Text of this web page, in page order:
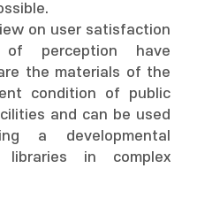
on user satisfaction
perception have
the materials of the
condition of public
and can be used
a developmental
in complex